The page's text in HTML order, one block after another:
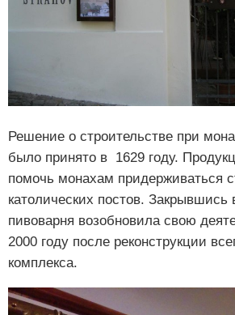
Решение о строительстве при
было принято в 1629 году.
помочь монахам придерживаться
католических постов. Закрывшись
пивоварня возобновила свою
2000 году после реконструкции
комплекса.